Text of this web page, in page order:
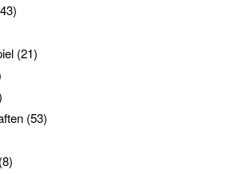
(21)
(53)
(8)